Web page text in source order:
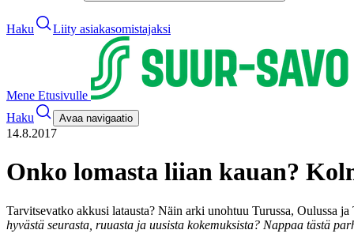
Haku Liity asiakasomistajaksi
Mene Etusivulle
Haku
Avaa navigaatio
14.8.2017
Onko lomasta liian kauan?
Tarvitsevatko akkusi latausta? Näin arki unohtuu Turussa, Oulussa
hyvästä seurasta, ruuasta ja uusista kokemuksista? Nappaa tästä